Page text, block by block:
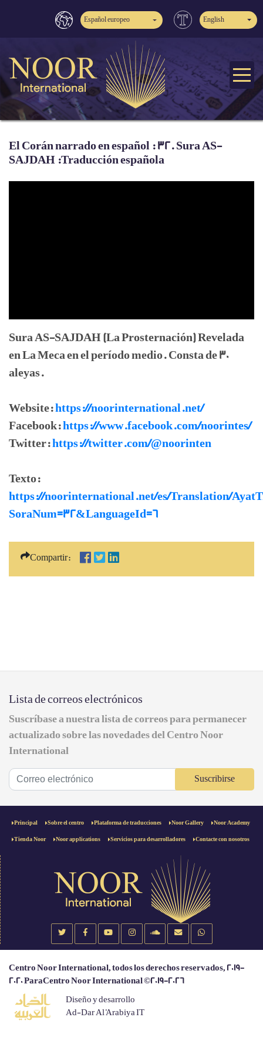
Español europeo English
El Corán narrado en español : 32. Sura AS-
SAJDAH :Traducción española
Sura AS-SAJDAH (La Prosternación) Revelada
en La Meca en el período medio. Consta de 30
aleyas.
Website:https://noorinternational.net/
Facebook:https://www.facebook.com/noorintes/
Twitter:https://twitter.com/@noorinten
Texto:
https://noorinternational.net/es/Translation/
SoraNum=32&LanguageId=6
Compartir:
Lista de correos electrónicos
Suscríbase a nuestra lista de correos para permanecer
actualizado sobre las novedades del Centro Noor
International
Suscribirse
Principal Sobre el centro Plataforma de traducciones Noor Gallery Noor Academy
Tienda Noor Noor applications Servicios para desarrolladores Contacte con nosotros
Centro Noor International, todos los derechos reservados, 2019-
2020 ParaCentro Noor International ©2019-2026
Diseño y desarrollo
Ad-Dar Al 'Arabiya IT